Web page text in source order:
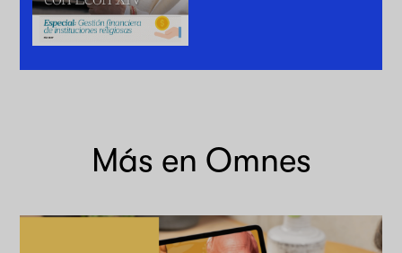
Más en Omnes